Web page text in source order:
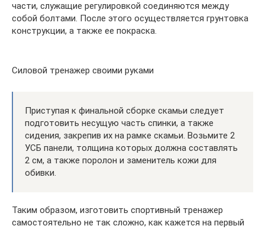
части, служащие регулировкой соединяются между
собой болтами. После этого осуществляется грунтовка
конструкции, а также ее покраска.
Силовой тренажер своими руками
Приступая к финальной сборке скамьи следует
подготовить несущую часть спинки, а также
сидения, закрепив их на рамке скамьи. Возьмите 2
УСБ панели, толщина которых должна составлять
2 см, а также поролон и заменитель кожи для
обивки.
Таким образом, изготовить спортивный тренажер
самостоятельно не так сложно, как кажется на первый